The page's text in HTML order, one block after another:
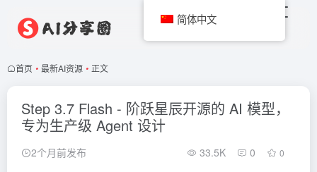
首页 • 最新AI资源 • 正文
Step 3.7 Flash - 阶跃星辰开源的 AI 模型，
专为生产级 Agent 设计
2个月前发布 33.5K 0 0
简体中文